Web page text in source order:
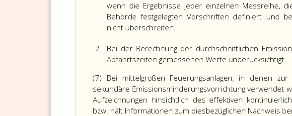
wenn die Ergebnisse jeder einzelnen Messreihe,
Behörde festgelegten Vorschriften definiert und
nicht überschreiten.
2. Bei der Berechnung der durchschnittlichen
Abfahrtszeiten gemessenen Werte unberücksichtigt.
(7) Bei mittelgroßen Feuerungsanlagen, in denen
sekundäre Emissionsminderungsvorrichtung verwendet
Aufzeichnungen hinsichtlich des effektiven
bzw. hält Informationen zum diesbezüglichen Nachweis